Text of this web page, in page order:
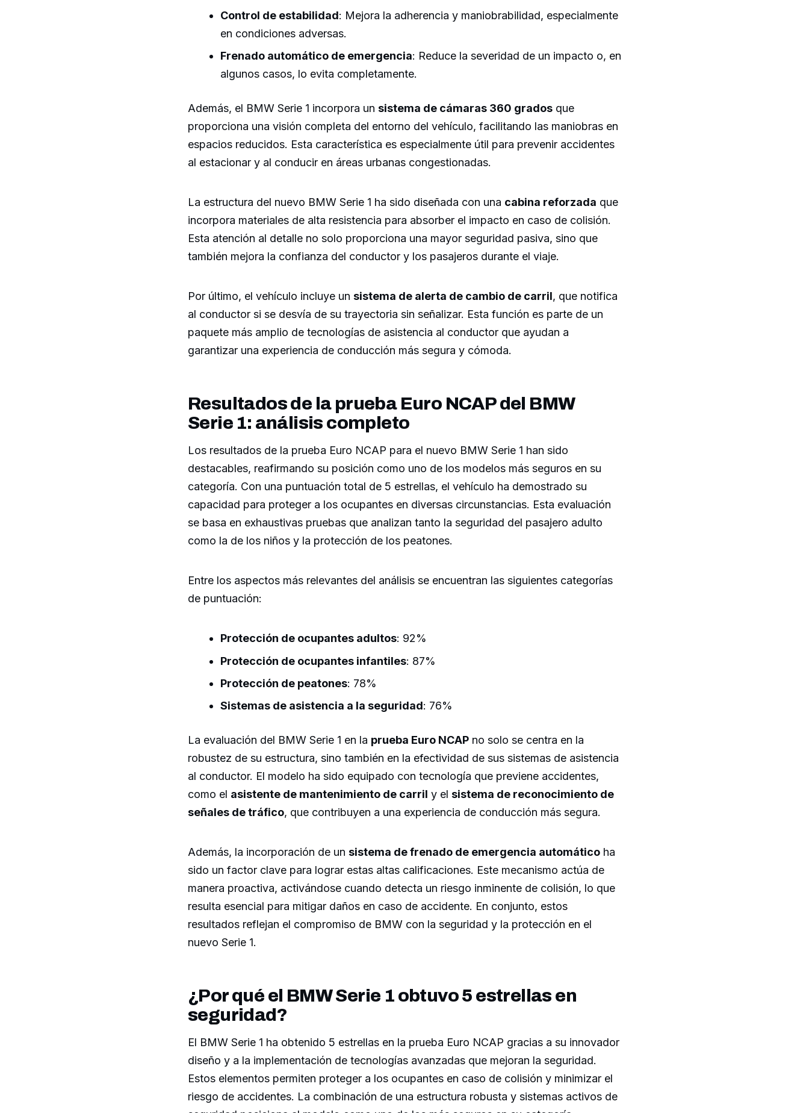
Control de estabilidad: Mejora la adherencia y maniobrabilidad, especialmente
en condiciones adversas.
Frenado automático de emergencia: Reduce la severidad de un impacto o, en
algunos casos, lo evita completamente.
Además, el BMW Serie 1 incorpora un sistema de cámaras 360 grados que
proporciona una visión completa del entorno del vehículo, facilitando las maniobras en
espacios reducidos. Esta característica es especialmente útil para prevenir accidentes
al estacionar y al conducir en áreas urbanas congestionadas.
La estructura del nuevo BMW Serie 1 ha sido diseñada con una cabina reforzada que
incorpora materiales de alta resistencia para absorber el impacto en caso de colisión.
Esta atención al detalle no solo proporciona una mayor seguridad pasiva, sino que
también mejora la confianza del conductor y los pasajeros durante el viaje.
Por último, el vehículo incluye un sistema de alerta de cambio de carril, que notifica
al conductor si se desvía de su trayectoria sin señalizar. Esta función es parte de un
paquete más amplio de tecnologías de asistencia al conductor que ayudan a
garantizar una experiencia de conducción más segura y cómoda.
Resultados de la prueba Euro NCAP del BMW
Serie 1: análisis completo
Los resultados de la prueba Euro NCAP para el nuevo BMW Serie 1 han sido
destacables, reafirmando su posición como uno de los modelos más seguros en su
categoría. Con una puntuación total de 5 estrellas, el vehículo ha demostrado su
capacidad para proteger a los ocupantes en diversas circunstancias. Esta evaluación
se basa en exhaustivas pruebas que analizan tanto la seguridad del pasajero adulto
como la de los niños y la protección de los peatones.
Entre los aspectos más relevantes del análisis se encuentran las siguientes categorías
de puntuación:
Protección de ocupantes adultos: 92%
Protección de ocupantes infantiles: 87%
Protección de peatones: 78%
Sistemas de asistencia a la seguridad: 76%
La evaluación del BMW Serie 1 en la prueba Euro NCAP no solo se centra en la
robustez de su estructura, sino también en la efectividad de sus sistemas de asistencia
al conductor. El modelo ha sido equipado con tecnología que previene accidentes,
como el asistente de mantenimiento de carril y el sistema de reconocimiento de
señales de tráfico, que contribuyen a una experiencia de conducción más segura.
Además, la incorporación de un sistema de frenado de emergencia automático ha
sido un factor clave para lograr estas altas calificaciones. Este mecanismo actúa de
manera proactiva, activándose cuando detecta un riesgo inminente de colisión, lo que
resulta esencial para mitigar daños en caso de accidente. En conjunto, estos
resultados reflejan el compromiso de BMW con la seguridad y la protección en el
nuevo Serie 1.
¿Por qué el BMW Serie 1 obtuvo 5 estrellas en
seguridad?
El BMW Serie 1 ha obtenido 5 estrellas en la prueba Euro NCAP gracias a su innovador
diseño y a la implementación de tecnologías avanzadas que mejoran la seguridad.
Estos elementos permiten proteger a los ocupantes en caso de colisión y minimizar el
riesgo de accidentes. La combinación de una estructura robusta y sistemas activos de